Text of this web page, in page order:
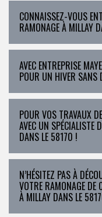
CONNAISSEZ-VOUS
RAMONAGE À MILLAY
AVEC ENTREPRISE
POUR UN HIVER SANS
POUR VOS TRAVAUX
AVEC UN SPÉCIALISTE
DANS LE 58170 !
N’HÉSITEZ PAS À
VOTRE RAMONAGE DE
À MILLAY DANS LE